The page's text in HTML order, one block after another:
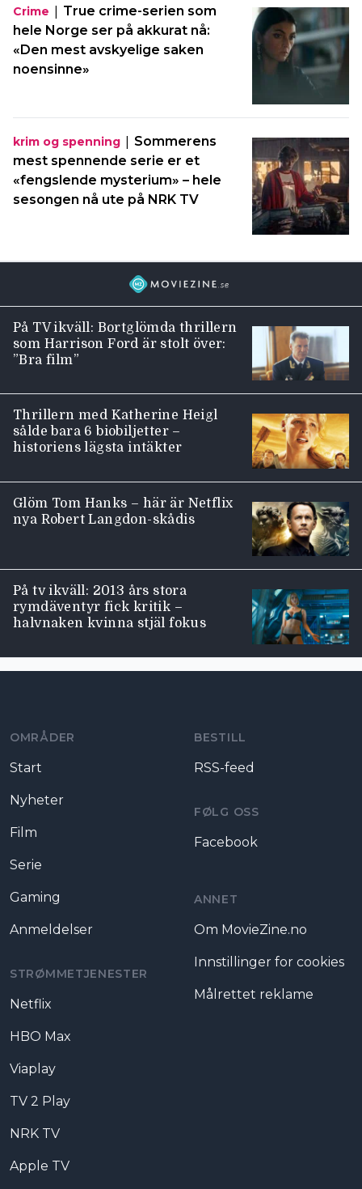
Crime | True crime-serien som
hele Norge ser på akkurat nå:
«Den mest avskyelige saken
noensinne»
krim og spenning | Sommerens
mest spennende serie er et
«fengslende mysterium» – hele
sesongen nå ute på NRK TV
På TV ikväll: Bortglömda thrillern
som Harrison Ford är stolt över:
”Bra film”
Thrillern med Katherine Heigl
sålde bara 6 biobiljetter –
historiens lägsta intäkter
Glöm Tom Hanks – här är Netflix
nya Robert Langdon-skådis
På tv ikväll: 2013 års stora
rymdäventyr fick kritik –
halvnaken kvinna stjäl fokus
OMRÅDER
Start
Nyheter
Film
Serie
Gaming
Anmeldelser
STRØMMETJENESTER
Netflix
HBO Max
Viaplay
TV 2 Play
NRK TV
Apple TV
BESTILL
RSS-feed
FØLG OSS
Facebook
ANNET
Om MovieZine.no
Innstillinger for cookies
Målrettet reklame